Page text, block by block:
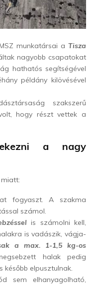
munkatársai a Tisza
nagyobb csapatokat
hathatós segítségével
példány kilövésével
szakszerű
hogy részt vettek a
a nagy
fogyaszt. A szakma
számol.
is számolni kell,
is vadászik, vágja-
a max. 1-1,5 kg-os
halak pedig
később elpusztulnak.
sem elhanyagolható,